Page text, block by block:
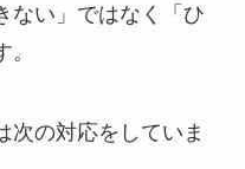
ない」ではなく「ひ
次の対応をしていま